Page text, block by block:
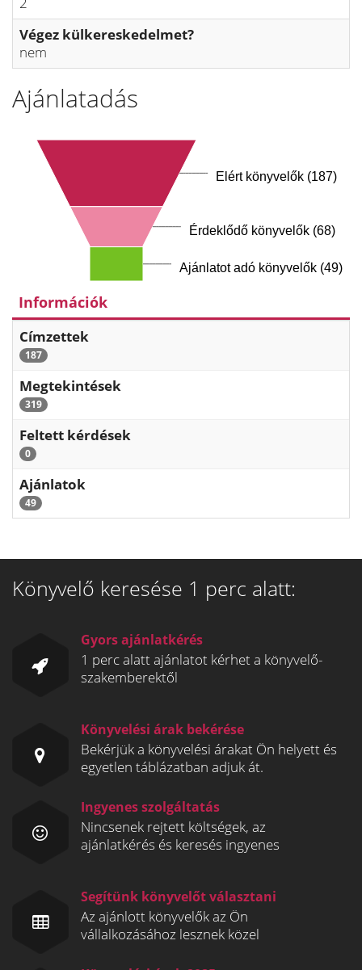
Végez külkereskedelmet?
nem
Ajánlatadás
Elért könyvelők (187)
Érdeklődő könyvelők (68)
Ajánlatot adó könyvelők (49)
Információk
Címzettek
187
Megtekintések
319
Feltett kérdések
0
Ajánlatok
49
Könyvelő keresése 1 perc alatt:
Gyors ajánlatkérés
1 perc alatt ajánlatot kérhet a könyvelő-
szakemberektől
Könyvelési árak bekérése
Bekérjük a könyvelési árakat Ön helyett és
egyetlen táblázatban adjuk át.
Ingyenes szolgáltatás
Nincsenek rejtett költségek, az
ajánlatkérés és keresés ingyenes
Segítünk könyvelőt választani
Az ajánlott könyvelők az Ön
vállalkozásához lesznek közel